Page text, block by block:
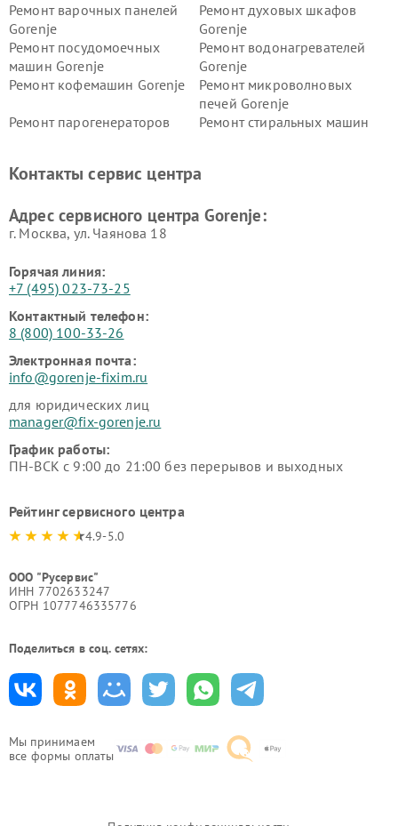
Мы принимаем
все формы оплаты
Ремонт варочных панелей
Gorenje
Ремонт духовых шкафов
Gorenje
Ремонт посудомоечных
машин Gorenje
Ремонт водонагревателей
Gorenje
Ремонт кофемашин Gorenje
Ремонт микроволновых
печей Gorenje
Ремонт парогенераторов
Ремонт стиральных машин
Контакты сервис центра
Адрес сервисного центра Gorenje:
г. Москва, ул. Чаянова 18
Горячая линия:
+7 (495) 023-73-25
Контактный телефон:
8 (800) 100-33-26
Электронная почта:
info@gorenje-fixim.ru
для юридических лиц
manager@fix-gorenje.ru
График работы:
ПН-ВСК с 9:00 до 21:00 без перерывов и выходных
Рейтинг сервисного центра
4.9-5.0
ООО "Русервис"
ИНН 7702633247
ОГРН 1077746335776
Поделиться в соц. сетях: